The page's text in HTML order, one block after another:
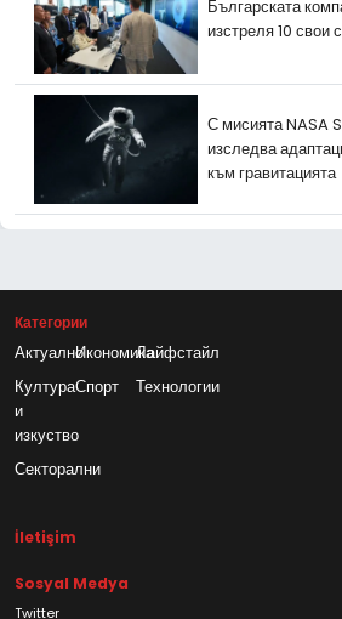
Българската
изстреля 10 свои
С мисията NASA
изследва
към гравитацията
Категории
АктуалноИкономикаЛайфстайл
Култура
и
изкуство
Спорт Технологии
Секторални
İletişim
Sosyal Medya
Twitter